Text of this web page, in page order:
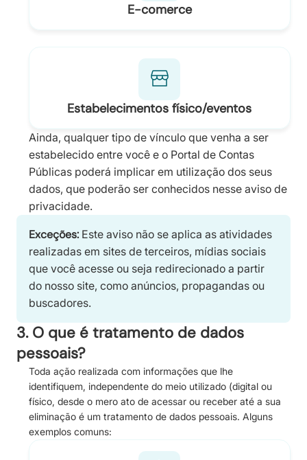
E-comerce
Estabelecimentos físico/eventos
Ainda, qualquer tipo de vínculo que venha a ser
estabelecido entre você e o Portal de Contas
Públicas poderá implicar em utilização dos seus
dados, que poderão ser conhecidos nesse aviso de
privacidade.
Exceções:Este aviso não se aplica as atividades
realizadas em sites de terceiros, mídias sociais
que você acesse ou seja redirecionado a partir
do nosso site, como anúncios, propagandas ou
buscadores.
3. O que é tratamento de dados
pessoais?
Toda ação realizada com informações que lhe
identifiquem, independente do meio utilizado (digital ou
físico, desde o mero ato de acessar ou receber até a sua
eliminação é um tratamento de dados pessoais. Alguns
exemplos comuns: